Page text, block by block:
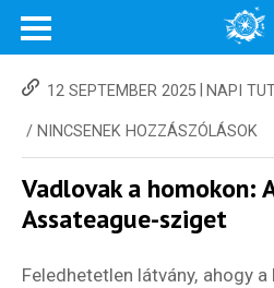
12 SEPTEMBER 2025 NAPI
/ NINCSENEK HOZZÁSZÓLÁSOK
Vadlovak a homokon:
Assateague-sziget
Feledhetetlen látvány, ahogy